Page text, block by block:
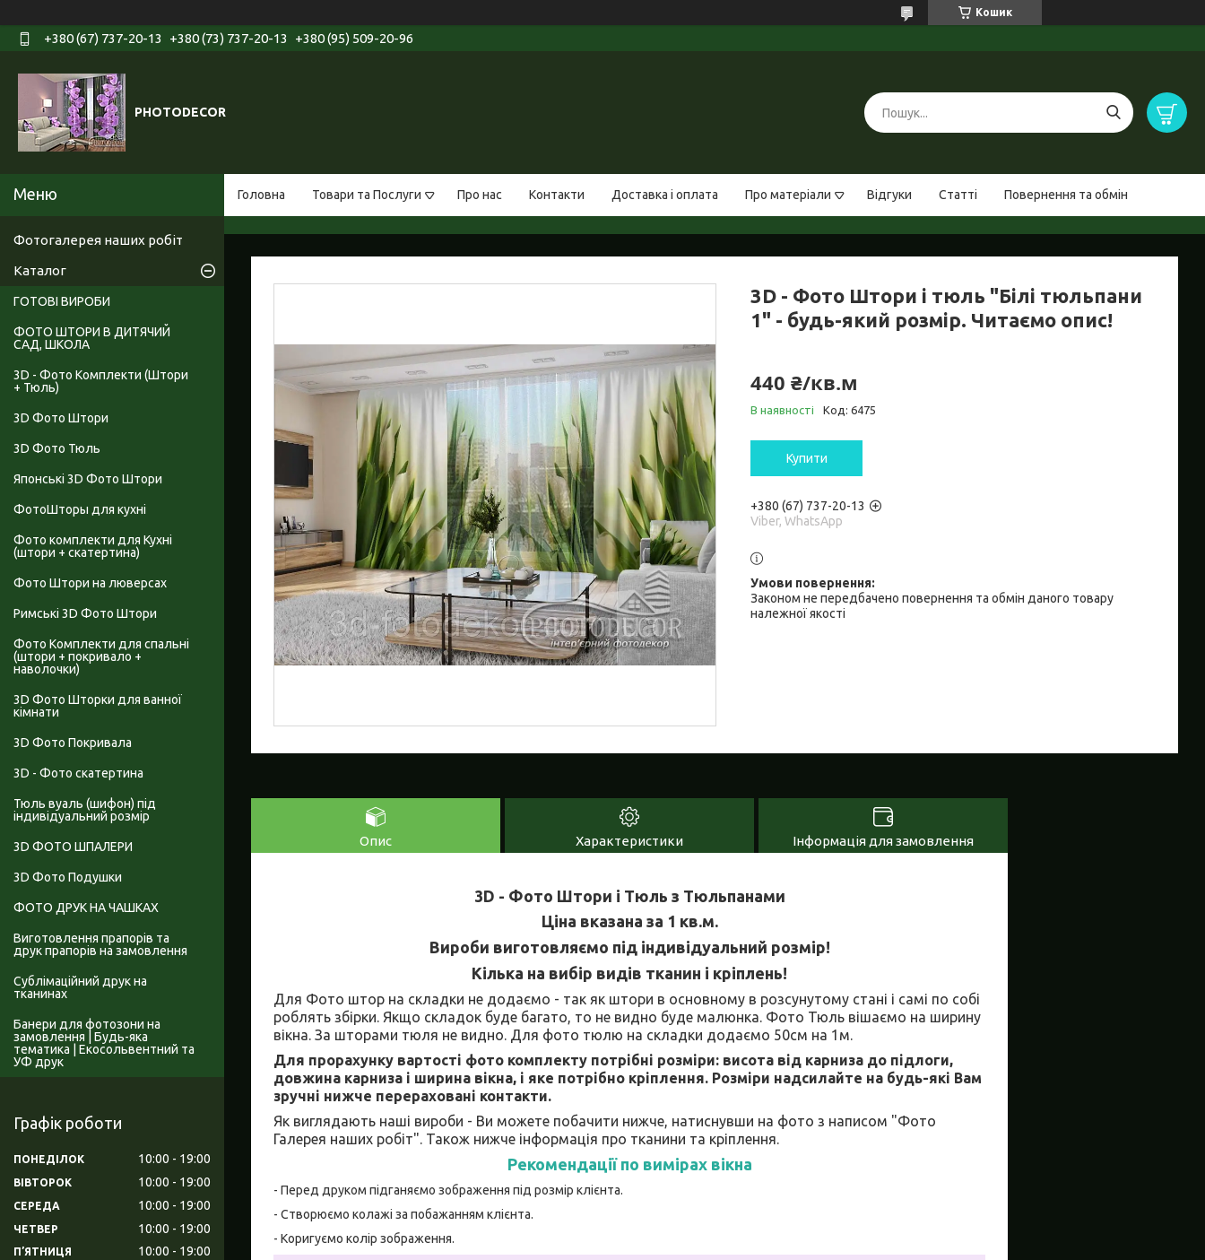
Кошик
+380 (67) 737-20-13 +380 (73) 737-20-13 +380 (95) 509-20-96
PHOTODECOR
Головна Товари та Послуги Про нас Контакти Доставка і оплата Про матеріали Відгуки Статті Повернення та обмін
3D - Фото Штори і тюль "Білі тюльпани
1" - будь-який розмір. Читаємо опис!
440 ₴/кв.м
В наявності Код: 6475
Купити
+380 (67) 737-20-13
Viber, WhatsApp
Законом не передбачено повернення та обмін даного товару
належної якості
Опис Характеристики Інформація для замовлення
3D - Фото Штори і Тюль з Тюльпанами
Ціна вказана за 1 кв.м.
Вироби виготовляємо під індивідуальний розмір!
Кілька на вибір видів тканин і кріплень!
Для Фото штор на складки не додаємо - так як штори в основному в розсунутому стані і самі по собі
роблять збірки. Якщо складок буде багато, то не видно буде малюнка. Фото Тюль вішаємо на ширину
вікна. За шторами тюля не видно. Для фото тюлю на складки додаємо 50см на 1м.
Для прорахунку вартості фото комплекту потрібні розміри: висота від карниза до підлоги,
довжина карниза і ширина вікна, і яке потрібно кріплення. Розміри надсилайте на будь-які Вам
зручні нижче перераховані контакти.
Як виглядають наші вироби - Ви можете побачити нижче, натиснувши на фото з написом "Фото
Галерея наших робіт". Також нижче інформація про тканини та кріплення.
Рекомендації по вимірах вікна
- Перед друком підганяємо зображення під розмір клієнта.
- Створюємо колажі за побажанням клієнта.
- Коригуємо колір зображення.
Фотогалерея наших робіт
Каталог
ГОТОВІ ВИРОБИ
ФОТО ШТОРИ В ДИТЯЧИЙ
САД, ШКОЛА
3D - Фото Комплекти (Штори
+ Тюль)
3D Фото Штори
3D Фото Тюль
Японські 3D Фото Штори
ФотоШторы для кухні
Фото комплекти для Кухні
(штори + скатертина)
Фото Штори на люверсах
Римські 3D Фото Штори
Фото Комплекти для спальні
(штори + покривало +
наволочки)
3D Фото Шторки для ванної
кімнати
3D Фото Покривала
3D - Фото скатертина
Тюль вуаль (шифон) під
індивідуальний розмір
3D ФОТО ШПАЛЕРИ
3D Фото Подушки
ФОТО ДРУК НА ЧАШКАХ
Виготовлення прапорів та
друк прапорів на замовлення
Сублімаційний друк на
тканинах
Банери для фотозони на
замовлення | Будь-яка
тематика | Екосольвентний та
УФ друк
Графік роботи
ПОНЕДІЛОК 10:00 19:00
ВІВТОРОК 10:00 19:00
СЕРЕДА 10:00 19:00
ЧЕТВЕР 10:00 19:00
ПʼЯТНИЦЯ 10:00 19:00